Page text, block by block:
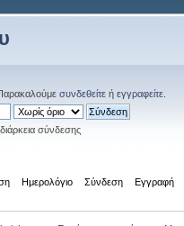
Παρακαλούμεσυνδεθείτε ήεγγραφείτε
σύνδεσης
Ημερολόγιο Σύνδεση Εγγραφή